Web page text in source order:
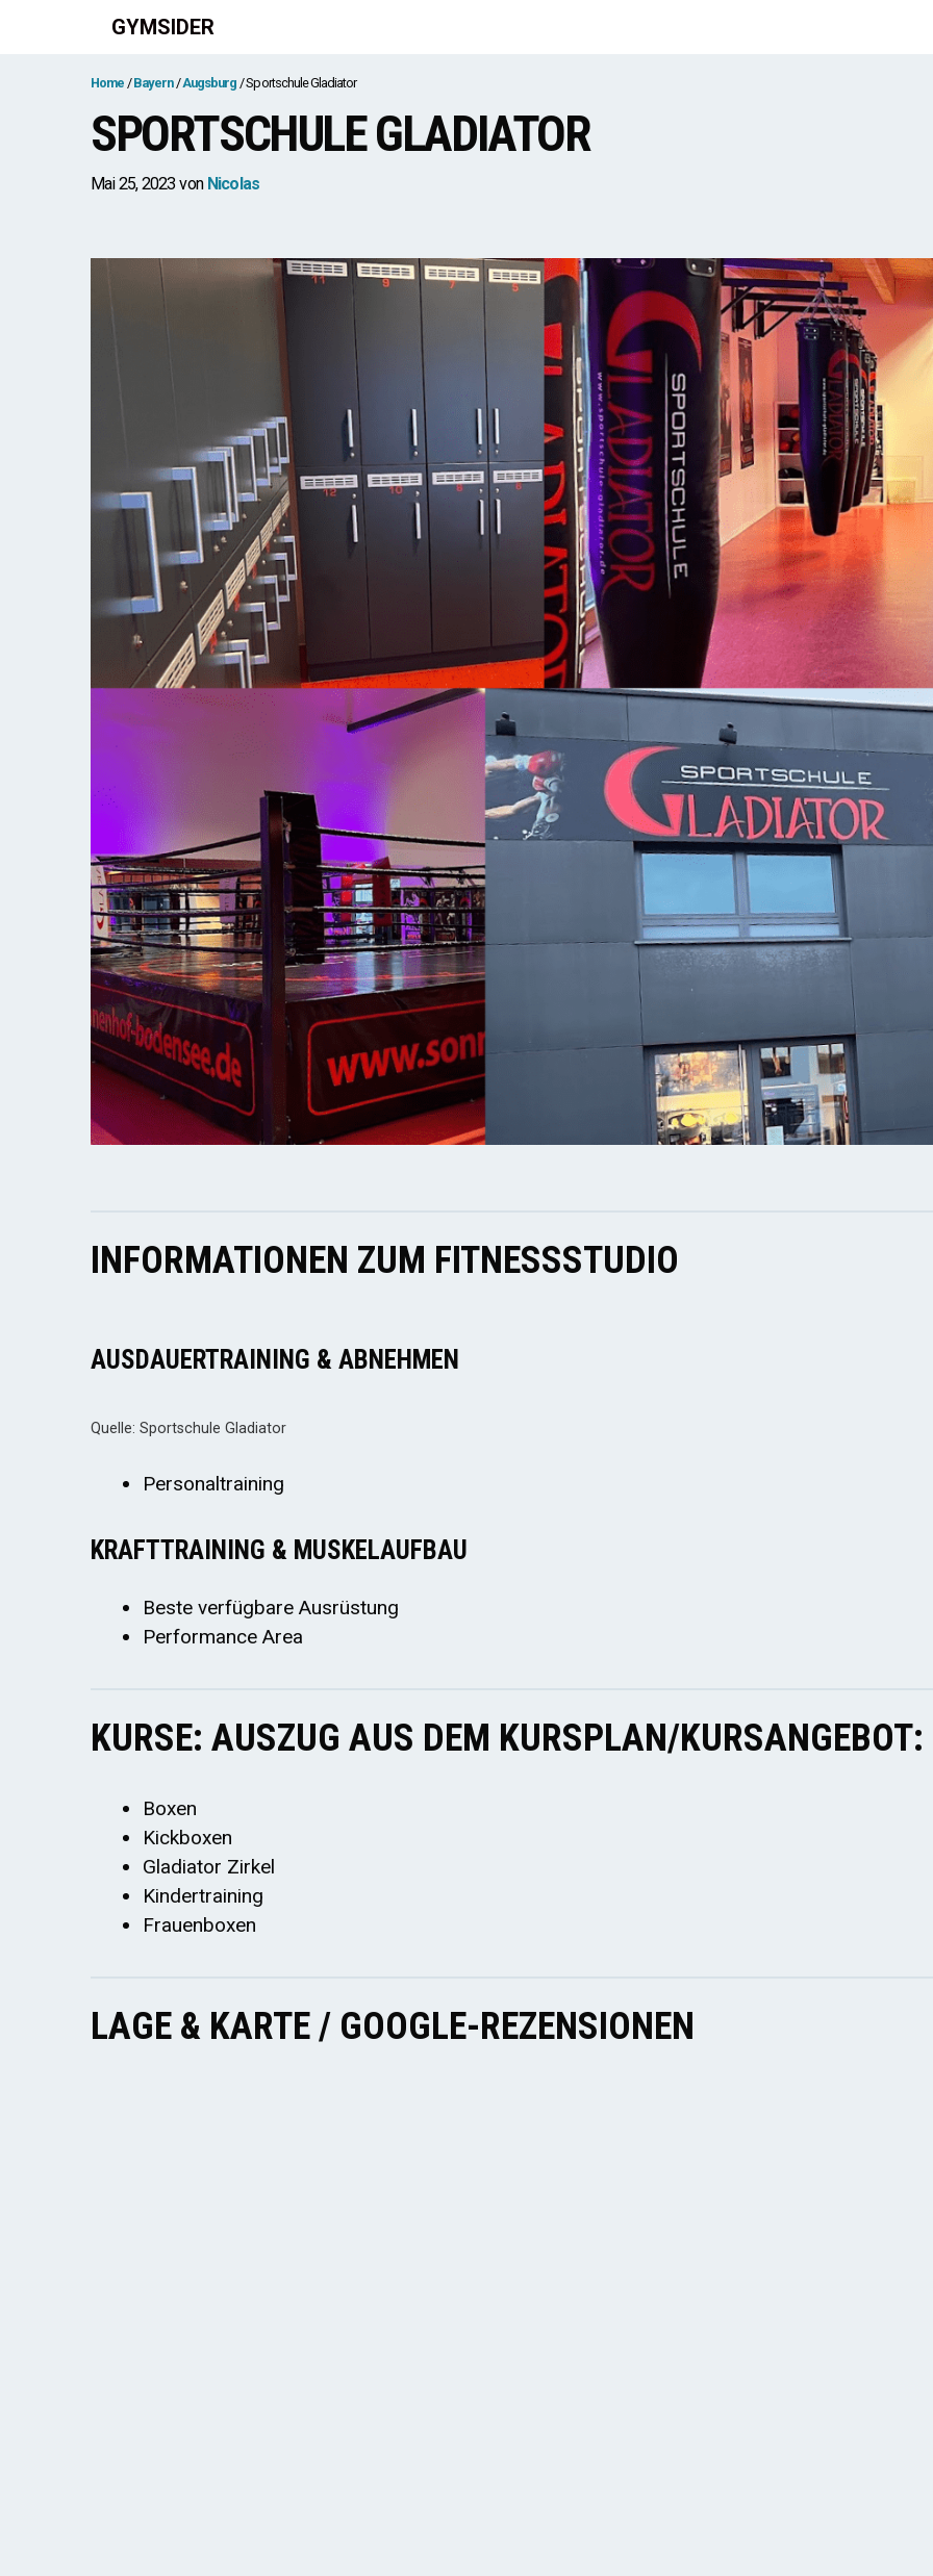
GYMSIDER
Home Bayern Augsburg Sportschule Gladiator
SPORTSCHULE GLADIATOR
Mai 25, 2023 von Nicolas
INFORMATIONEN ZUM FITNESSSTUDIO
AUSDAUERTRAINING & ABNEHMEN
Quelle: Sportschule Gladiator
Personaltraining
KRAFTTRAINING & MUSKELAUFBAU
Beste verfügbare Ausrüstung
Performance Area
KURSE: AUSZUG AUS DEM KURSPLAN/KURSANGEBOT:
Boxen
Kickboxen
Gladiator Zirkel
Kindertraining
Frauenboxen
LAGE & KARTE / GOOGLE-REZENSIONEN